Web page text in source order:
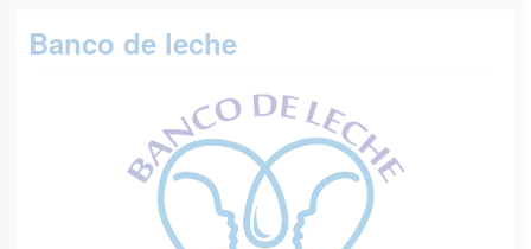
Banco de leche